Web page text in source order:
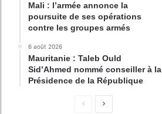
Mali : l’armée annonce la
poursuite de ses opérations
contre les groupes armés
6 août 2026
Mauritanie : Taleb Ould
Sid’Ahmed nommé conseiller à la
Présidence de la République